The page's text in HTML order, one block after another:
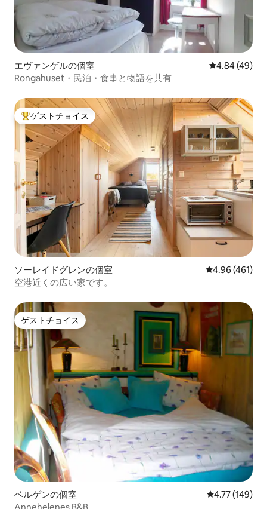
エヴァンゲルの個室 レビュー49
4.84 (49)
Rongahuset・民泊・食事と物語を共有
大好評のゲストチョイスです。
ゲストチョイス
ソーレイドグレンの個室 レビュー461
4.96 (461)
空港近くの広い家です。
ゲストチョイス
ゲストチョイス
ベルゲンの個室 レビュー149
4.77 (149)